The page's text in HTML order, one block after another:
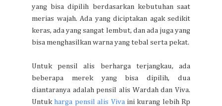
yang bisa dipilih berdasarkan kebutuhan saat
merias wajah. Ada yang diciptakan agak sedikit
keras, ada yang sangat lembut, dan ada juga yang
bisa menghasilkan warna yang tebal serta pekat.
Untuk pensil alis berharga terjangkau, ada
beberapa merek yang bisa dipilih, dua
diantaranya adalah pensil alis Wardah dan Viva.
Untuk harga pensil alis Viva ini kurang lebih Rp